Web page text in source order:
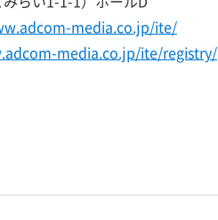
media.co.jp/ite/
media.co.jp/ite/registry/